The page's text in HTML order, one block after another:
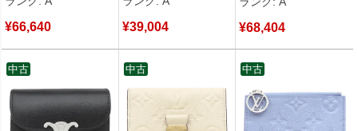
ム ゴールド金具 草間彌
古】中古美品
¥66,640
BB601GB08Z 【箱】
¥39,004
ルド金具 ラウンドファス
【箱】 【中古】中古美品
¥68,404
中古 中古 中古